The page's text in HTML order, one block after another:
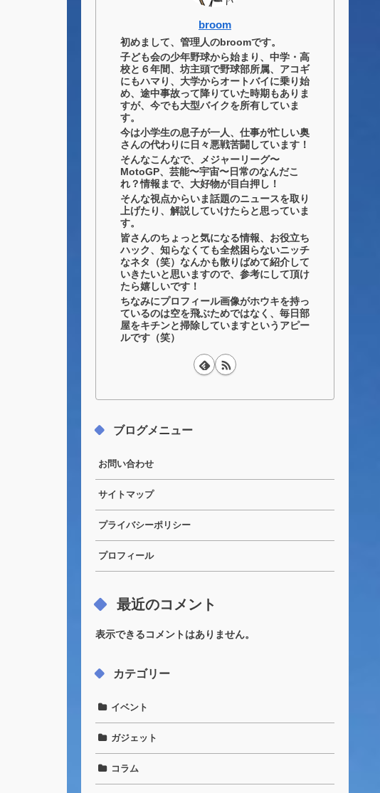
broom
初めまして、管理人のbroomです。
子ども会の少年野球から始まり、中学・高
校と６年間、坊主頭で野球部所属、アコギ
にもハマり、大学からオートバイに乗り始
め、途中事故って降りていた時期もありま
すが、今でも大型バイクを所有していま
す。
今は小学生の息子が一人、仕事が忙しい奥
さんの代わりに日々悪戦苦闘しています！
そんなこんなで、メジャーリーグ〜
MotoGP、芸能〜宇宙〜日常のなんだこ
れ？情報まで、大好物が目白押し！
そんな視点からいま話題のニュースを取り
上げたり、解説していけたらと思っていま
す。
皆さんのちょっと気になる情報、お役立ち
ハック、知らなくても全然困らないニッチ
なネタ（笑）なんかも散りばめて紹介して
いきたいと思いますので、参考にして頂け
たら嬉しいです！
ちなみにプロフィール画像がホウキを持っ
ているのは空を飛ぶためではなく、毎日部
屋をキチンと掃除していますというアピー
ルです（笑）
ブログメニュー
お問い合わせ
サイトマップ
プライバシーポリシー
プロフィール
最近のコメント
表示できるコメントはありません。
カテゴリー
イベント
ガジェット
コラム